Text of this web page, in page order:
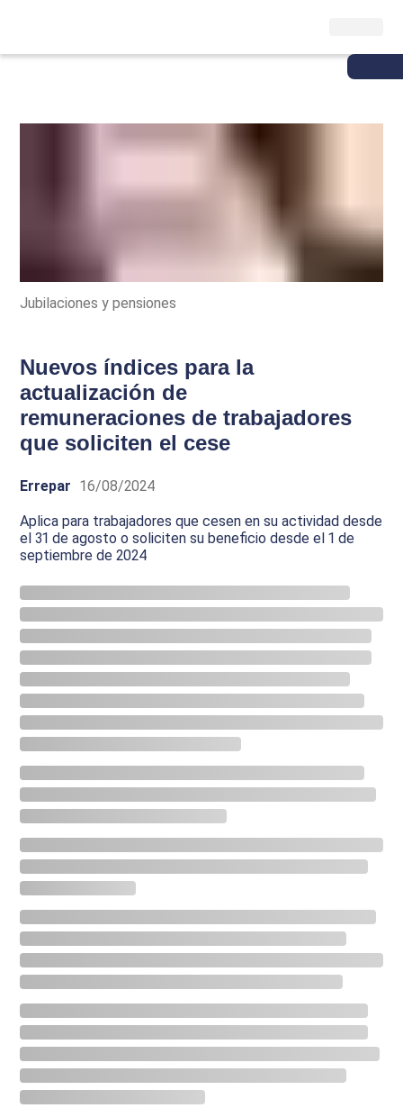
Jubilaciones y pensiones
Nuevos índices para la
actualización de
remuneraciones de trabajadores
que soliciten el cese
Errepar 16/08/2024
Aplica para trabajadores que cesen en su actividad desde
el 31 de agosto o soliciten su beneficio desde el 1 de
septiembre de 2024